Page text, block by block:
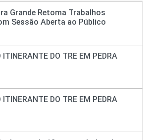
Grande Retoma Trabalhos
Sessão Aberta ao Público
DO TRE EM PEDRA
DO TRE EM PEDRA